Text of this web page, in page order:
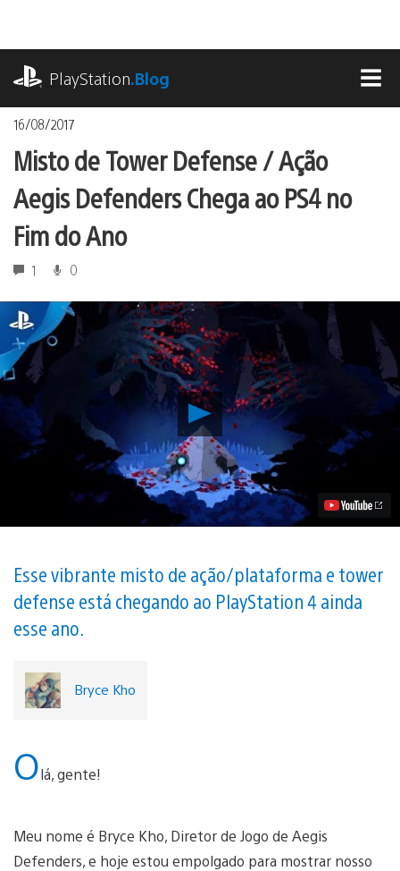
o
conteúdoPlayStation.Blog
16/08/2017
Misto de Tower Defense / Ação
Aegis Defenders Chega ao PS4 no
Fim do Ano
1 0
Reproduzir
Misto
de
Tower
Defense
/
Ação
Aegis
ao
PS4
no
Esse vibrante misto de ação/plataforma e tower
defense está chegando ao PlayStation 4 ainda
esse ano.
Bryce Kho
Olá, gente!
Meu nome é Bryce Kho, Diretor de Jogo de Aegis
Defenders, e hoje estou empolgado para mostrar nosso